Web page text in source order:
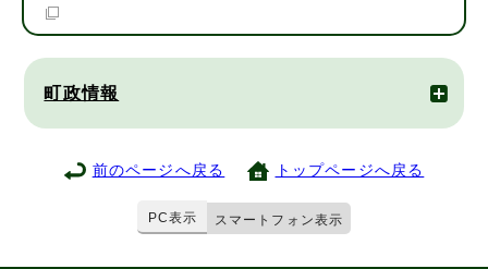
町政情報
前のページへ戻る トップページへ戻る
PC表示 スマートフォン表示